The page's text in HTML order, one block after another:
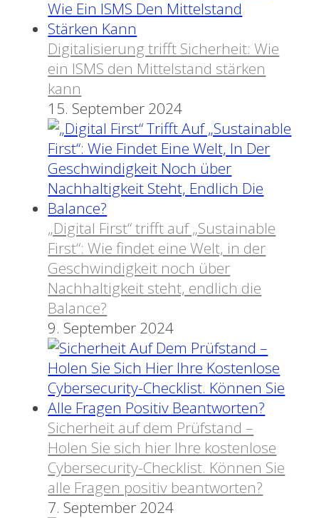
Digitalisierung trifft Sicherheit: Wie
ein ISMS den Mittelstand stärken
kann
15. September 2024
„Digital First“ trifft auf „Sustainable
First“: Wie findet eine Welt, in der
Geschwindigkeit noch über
Nachhaltigkeit steht, endlich die
Balance?
9. September 2024
Sicherheit auf dem Prüfstand –
Holen Sie sich hier Ihre kostenlose
Cybersecurity-Checklist. Können Sie
alle Fragen positiv beantworten?
7. September 2024